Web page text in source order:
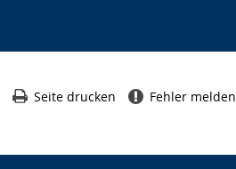
Seite drucken Fehler melden